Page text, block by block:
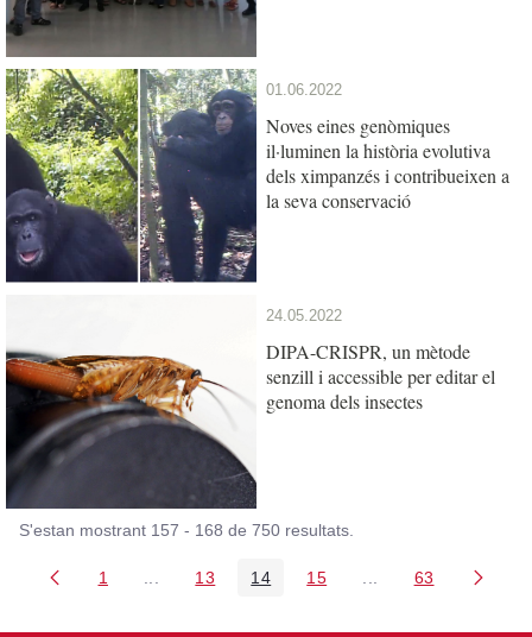
01.06.2022
Noves eines genòmiques
il·luminen la història evolutiva
dels ximpanzés i contribueixen a
la seva conservació
24.05.2022
DIPA-CRISPR, un mètode
senzill i accessible per editar el
genoma dels insectes
S'estan mostrant 157 - 168 de 750 resultats.
Pàgina
1 Pàgines intermèdies Utilitzeu TAB per navegar.
Pàgina
13 Pàgina
14 Pàgina
15 PàginesPàgina
63